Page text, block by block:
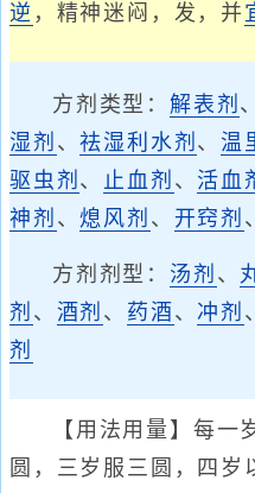
逆 ，精神迷闷，发，并
方剂类型： 解表剂
湿剂 、祛湿利水剂 、温
驱虫剂 、 止血剂 、 活血
神剂 、熄风剂 、 开窍剂 、
方剂剂型： 汤剂 、
剂 、 酒剂 、 药酒 、 冲剂 、
剂
【用法用量】每一
圆，三岁服三圆，四岁